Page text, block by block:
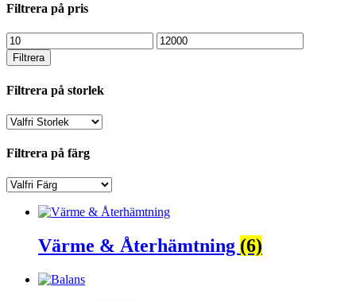
Filtrera på pris
Min
pris
Max
pris
Filtrera
Filtrera på storlek
Filtrera på färg
Värme & Återhämtning (6)